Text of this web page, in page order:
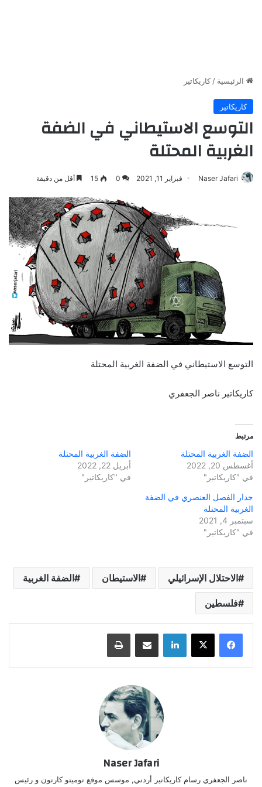
الرئيسية / كاريكاتير
كاريكاتير
التوسع الاستيطاني في الضفة
الغربية المحتلة
Naser Jafari فبراير 11, 2021 0
15 أقل من دقيقة
التوسع الاستيطاني في الضفة الغربية المحتلة
كاريكاتير ناصر الجعفري
مرتبط
الضفة الغربية المحتلة
أغسطس 20, 2022
في "كاريكاتير"
الضفة الغربية المحتلة
أبريل 22, 2022
في "كاريكاتير"
جدار الفصل العنصري في الضفة
الغربية المحتلة
سبتمبر 4, 2021
في "كاريكاتير"
الاحتلال الإسرائيلي الاستيطان الضفة الغربية
فلسطين
لينكدإن مشاركة عبر البريد طباعة
Naser Jafari
ناصر الجعفري رسام كاريكاتير أردني, موسس موقع توميتو كارتون و رئيس